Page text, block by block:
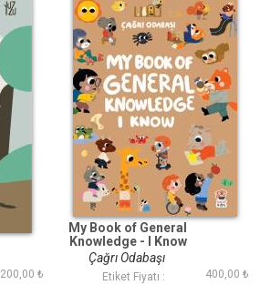
200,00 ₺
My Book of General
Knowledge - I Know
Çağrı Odabaşı
Etiket Fiyatı : 400,00 ₺